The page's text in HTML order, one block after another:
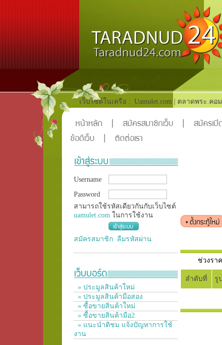
เว็บไซต์ในเครือ : Uamulet.com ตลาดพระ.คอม
หน้าหลัก สมัครสมาชิกเว็บ
สมัครเปิ
ข้อดีเว็บ
ติดต่อเรา
Username
Password
สามารถใช้รหัสเดียวกันกับเว็บไซต์
uamulet.com ในการใช้งาน
สมัครสมาชิก ลืมรหัสผ่าน
» ประมูลสินค้าใหม่
» ประมูลสินค้ามือสอง
» ซื้อขายสินค้าใหม่
» ซื้อขายสินค้ามือ2
» แนะนำติชม แจ้งปัญหาการใช้
งาน
ช่วงร
ลำดับที่ รู